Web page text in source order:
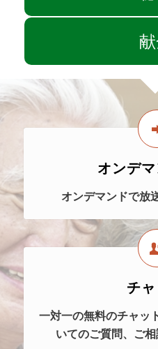
オンデ
オンデマンドで放
チ
一対一の無料のチャッ
いてのご質問、ご相